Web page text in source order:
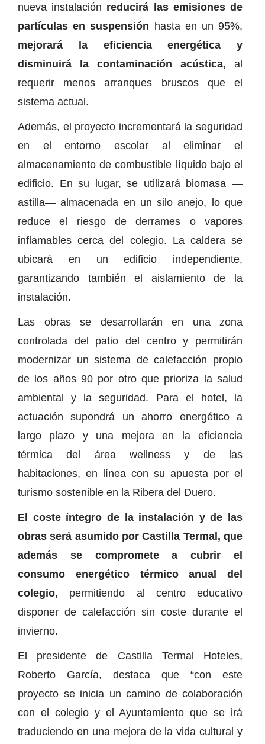
nueva instalación reducirá las emisiones de
partículas en suspensión hasta en un 95%,
mejorará la eficiencia energética y
disminuirá la contaminación acústica, al
requerir menos arranques bruscos que el
sistema actual.
Además, el proyecto incrementará la seguridad
en el entorno escolar al eliminar el
almacenamiento de combustible líquido bajo el
edificio. En su lugar, se utilizará biomasa —
astilla— almacenada en un silo anejo, lo que
reduce el riesgo de derrames o vapores
inflamables cerca del colegio. La caldera se
ubicará en un edificio independiente,
garantizando también el aislamiento de la
instalación.
Las obras se desarrollarán en una zona
controlada del patio del centro y permitirán
modernizar un sistema de calefacción propio
de los años 90 por otro que prioriza la salud
ambiental y la seguridad. Para el hotel, la
actuación supondrá un ahorro energético a
largo plazo y una mejora en la eficiencia
térmica del área wellness y de las
habitaciones, en línea con su apuesta por el
turismo sostenible en la Ribera del Duero.
El coste íntegro de la instalación y de las
obras será asumido por Castilla Termal, que
además se compromete a cubrir el
consumo energético térmico anual del
colegio, permitiendo al centro educativo
disponer de calefacción sin coste durante el
invierno.
El presidente de Castilla Termal Hoteles,
Roberto García, destaca que “con este
proyecto se inicia un camino de colaboración
con el colegio y el Ayuntamiento que se irá
traduciendo en una mejora de la vida cultural y